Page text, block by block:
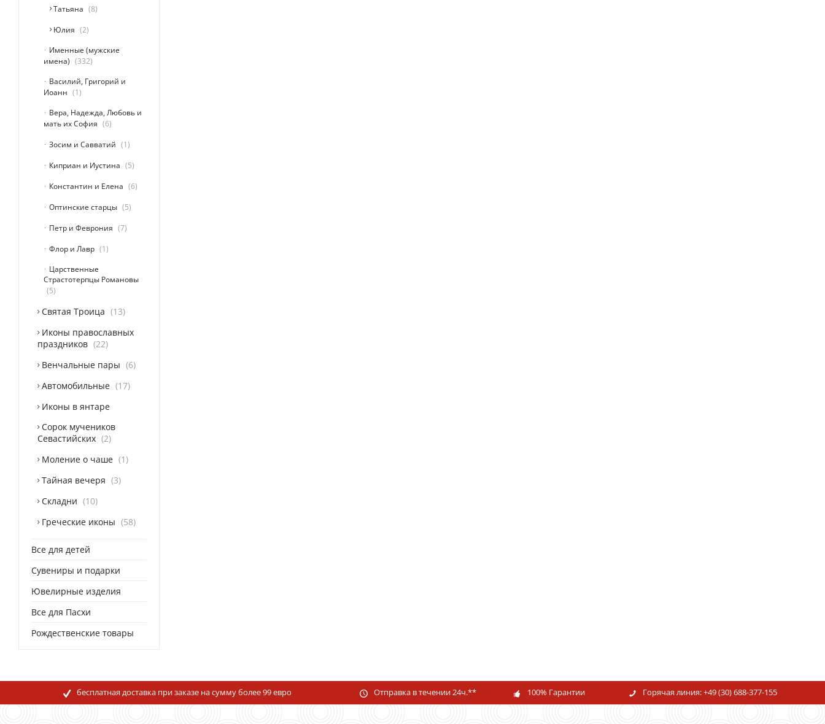
Татьяна
8
Юлия
2
Именные (мужские
имена)
332
Василий, Григорий и
Иоанн
1
Вера, Надежда, Любовь и
мать их София
6
Зосим и Савватий
1
Киприан и Иустина
5
Константин и Елена
6
Оптинские старцы
5
Петр и Феврония
7
Флор и Лавр
1
Царственные
Страстотерпцы Романовы
5
Святая Троица
13
Иконы православных
праздников
22
Венчальные пары
6
Автомобильные
17
Иконы в янтаре
Сорок мучеников
Севастийских
2
Моление о чаше
1
Тайная вечеря
3
Складни
10
Греческие иконы
58
Все для детей
Сувениры и подарки
Ювелирные изделия
Все для Пасхи
Рождественские товары
бесплатная доставка при заказе на сумму более 99 евро Отправка в течении 24ч.** 100% Гарантии Горячая линия:+49 (30) 688-377-155